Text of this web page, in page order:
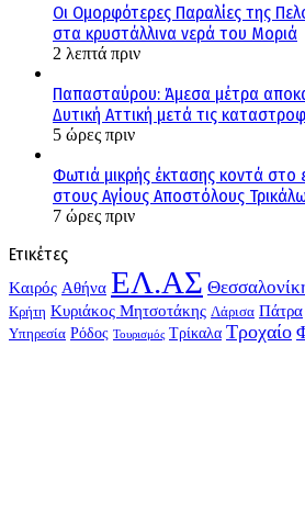
Οι Ομορφότερες Παραλίες της
στα κρυστάλλινα νερά του Μοριά
2 λεπτά πριν
Παπασταύρου: Άμεσα μέτρα
Δυτική Αττική μετά τις
5 ώρες πριν
Φωτιά μικρής έκτασης κοντά στο
στους Αγίους Αποστόλους
7 ώρες πριν
Ετικέτες
Kαιρός Αθήνα ΕΛ.ΑΣ
Κρήτη Κυριάκος Μητσοτάκης Λάρισα Πάτρα
Υπηρεσία Ρόδος Τουρισμός Τρίκαλα Τροχαίο